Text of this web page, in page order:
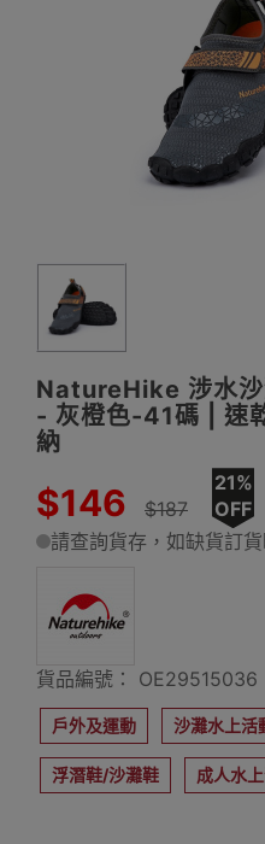
NatureHike 涉水
- 灰橙色-41碼 | 速
納
$146 $187
21%
OFF
請查詢貨存，如缺貨訂
貨品編號： OE29515036
戶外及運動 沙灘水上活
浮潛鞋/沙灘鞋 成人水